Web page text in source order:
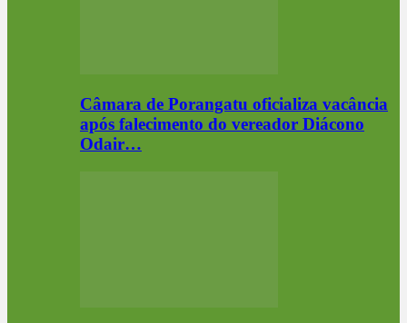
Câmara de Porangatu oficializa vacância
após falecimento do vereador Diácono
Odair…